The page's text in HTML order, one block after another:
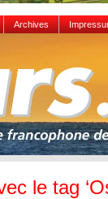
Archives
le tag